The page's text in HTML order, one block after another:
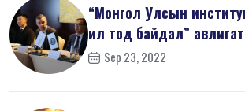
“Монгол Улсын
ил тод байдал”
Sep 23, 2022